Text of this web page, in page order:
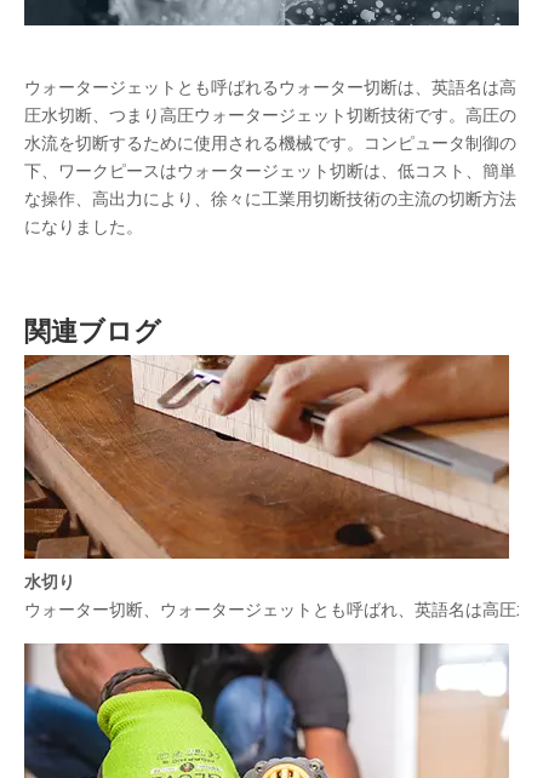
ウォータージェットとも呼ばれるウォーター切断は、英語名は高
圧水切断、つまり高圧ウォータージェット切断技術です。高圧の
水流を切断するために使用される機械です。コンピュータ制御の
下、ワークピースはウォータージェット切断は、低コスト、簡単
な操作、高出力により、徐々に工業用切断技術の主流の切断方法
になりました。
関連ブログ
ウォーター切断、ウォータージェットとも呼ばれ、英語名は高圧
水切り
ウォーター切断、ウォータージェットとも呼ばれ、英語名は高圧